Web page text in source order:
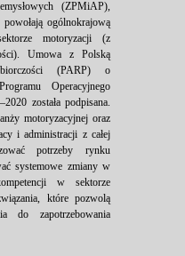
(ZPMiAP),
ogólnokrajową
motoryzacji (z
Umowa z Polską
(PARP) o
Operacyjnego
została podpisana.
motoryzacyjnej oraz
i administracji z całej
potrzeby rynku
systemowe zmiany w
w sektorze
które pozwolą
do zapotrzebowania